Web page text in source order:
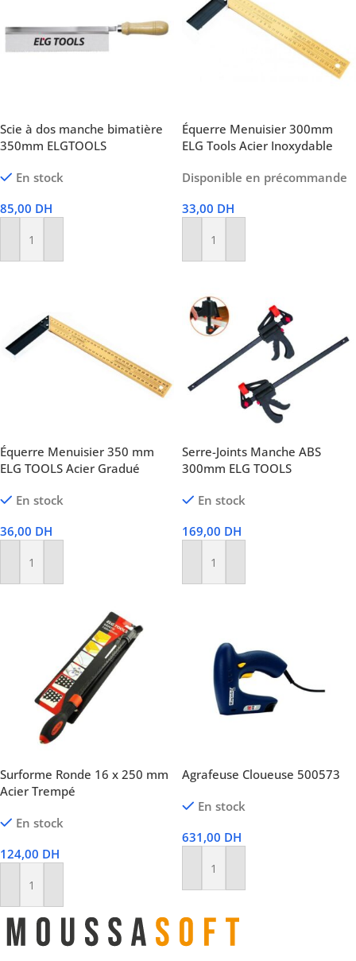
Scie à dos manche bimatière
350mm ELGTOOLS
En stock
85,00 DH
Ajouter Au Panier
Équerre Menuisier 300mm
ELG Tools Acier Inoxydable
Disponible en précommande
33,00 DH
Ajouter Au Panier
Équerre Menuisier 350 mm
ELG TOOLS Acier Gradué
En stock
36,00 DH
Ajouter Au Panier
Serre-Joints Manche ABS
300mm ELG TOOLS
En stock
169,00 DH
Ajouter Au Panier
Surforme Ronde 16 x 250 mm
Acier Trempé
En stock
124,00 DH
Ajouter Au Panier
Agrafeuse Cloueuse 500573
En stock
631,00 DH
Ajouter Au Panier